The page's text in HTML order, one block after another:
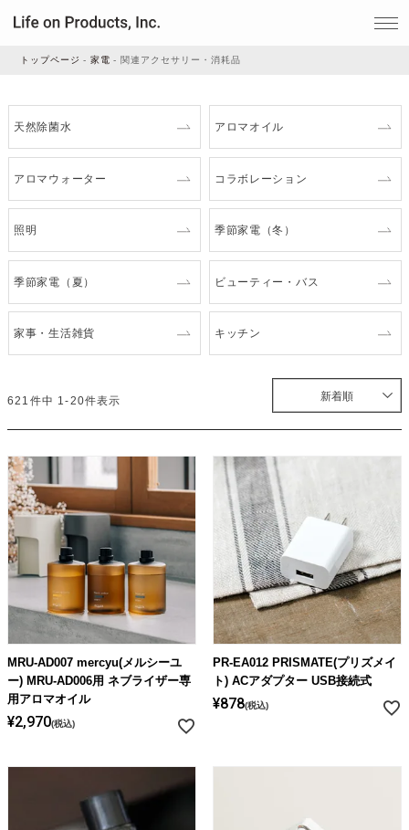
家事・生活雑貨
ルームフレグランス
デジタル雑貨
アクセサリー・消耗品
アウトレット
トップページ 家電 関連アクセサリー・消耗品
天然除菌水 アロマオイル
アロマウォーター コラボレーション
照明 季節家電（冬）
季節家電（夏） ビューティー・バス
家事・生活雑貨 キッチン
新着順
621 件中 1-20件表示
MRU-AD007 mercyu(メルシーユ
ー) MRU-AD006用 ネブライザー専
用アロマオイル
¥2,970 税込
PR-EA012 PRISMATE(プリズメイ
ト) ACアダプター USB接続式
¥878 税込